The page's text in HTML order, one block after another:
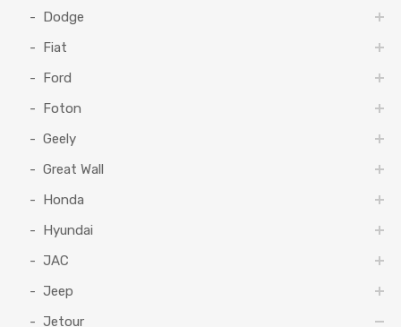
Dodge
Fiat
Ford
Foton
Geely
Great Wall
Honda
Hyundai
JAC
Jeep
Jetour